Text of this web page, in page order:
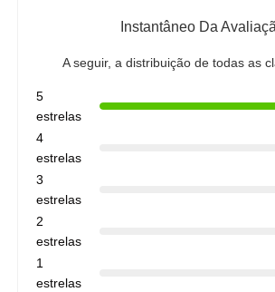
Instantâneo Da
A seguir, a distribuição de todas as
5
estrelas
4
estrelas
3
estrelas
2
estrelas
1
estrelas